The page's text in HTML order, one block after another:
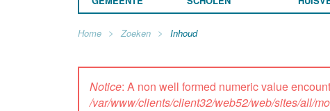
Home Zoeken Inhoud
Notice: A non well formed numeric value
/var/www/clients/client32/web52/web/sites/all/